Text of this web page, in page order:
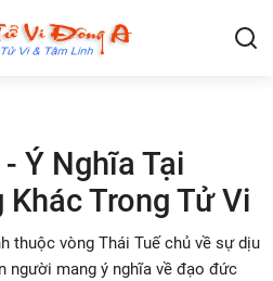
Ý Nghĩa Tại
Khác Trong Tử Vi
thuộc vòng Thái Tuế chủ về sự dịu
người mang ý nghĩa về đạo đức